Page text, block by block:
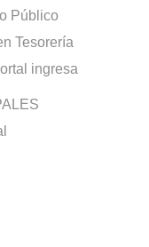
Público
Tesorería
ingresa